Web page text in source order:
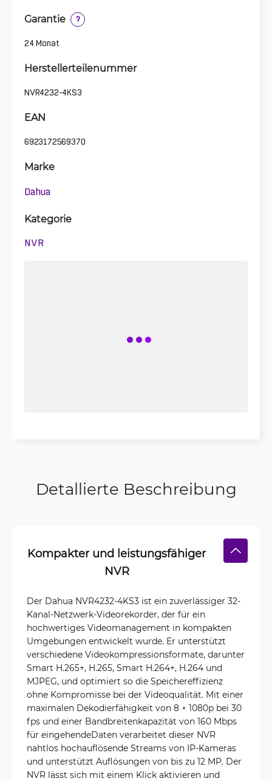
Garantie ?
24 Monat
Herstellerteilenummer
NVR4232-4KS3
EAN
6923172569370
Marke
Dahua
Kategorie
NVR
Detallierte Beschreibung
Kompakter und leistungsfähiger
NVR
Der Dahua NVR4232-4KS3 ist ein zuverlässiger 32-
Kanal-Netzwerk-Videorekorder, der für ein
hochwertiges Videomanagement in kompakten
Umgebungen entwickelt wurde. Er unterstützt
verschiedene Videokompressionsformate, darunter
Smart H.265+, H.265, Smart H.264+, H.264 und
MJPEG, und optimiert so die Speichereffizienz
ohne Kompromisse bei der Videoqualität. Mit einer
maximalen Dekodierfähigkeit von 8 × 1080p bei 30
fps und einer Bandbreitenkapazität von 160 Mbps
für eingehendeDaten verarbeitet dieser NVR
nahtlos hochauflösende Streams von IP-Kameras
und unterstützt Auflösungen von bis zu 12 MP. Der
NVR lässt sich mit einem Klick aktivieren und